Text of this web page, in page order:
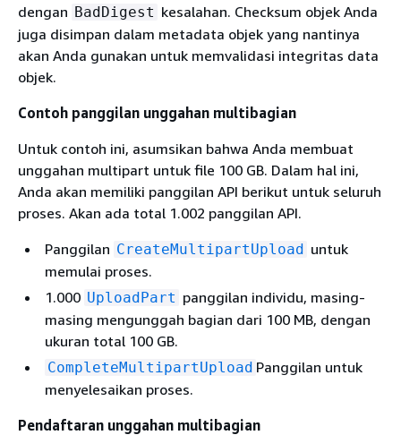
dengan BadDigest kesalahan. Checksum objek Anda
juga disimpan dalam metadata objek yang nantinya
akan Anda gunakan untuk memvalidasi integritas data
objek.
Contoh panggilan unggahan multibagian
Untuk contoh ini, asumsikan bahwa Anda membuat
unggahan multipart untuk file 100 GB. Dalam hal ini,
Anda akan memiliki panggilan API berikut untuk seluruh
proses. Akan ada total 1.002 panggilan API.
Panggilan CreateMultipartUpload untuk
memulai proses.
1.000 UploadPart panggilan individu, masing-
masing mengunggah bagian dari 100 MB, dengan
ukuran total 100 GB.
CompleteMultipartUpload Panggilan untuk
menyelesaikan proses.
Pendaftaran unggahan multibagian